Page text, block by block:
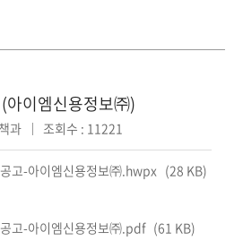
아이엠신용정보㈜)
과 조회수 : 11221
고-아이엠신용정보㈜.hwpx (28 KB)
고-아이엠신용정보㈜.pdf (61 KB)